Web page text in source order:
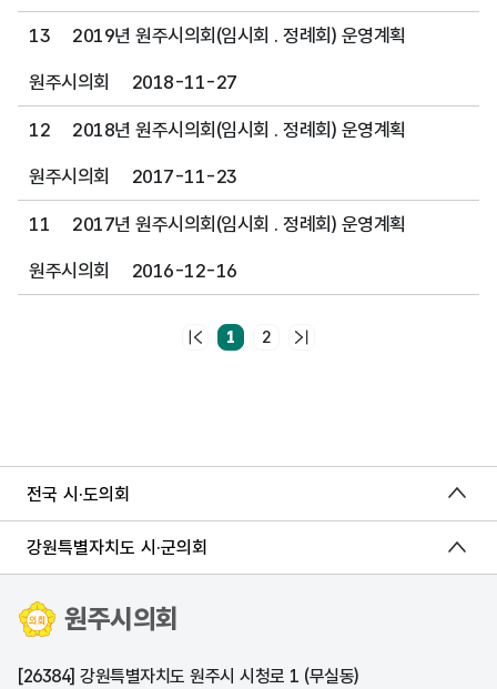
13 2019년 원주시의회(임시회 . 정례회) 운영계획
원주시의회 2018-11-27
12 2018년 원주시의회(임시회 . 정례회) 운영계획
원주시의회 2017-11-23
11 2017년 원주시의회(임시회 . 정례회) 운영계획
원주시의회 2016-12-16
1 2
전국 시·도의회
강원특별자치도 시·군의회
원주시의회
[26384] 강원특별자치도 원주시 시청로 1 (무실동)